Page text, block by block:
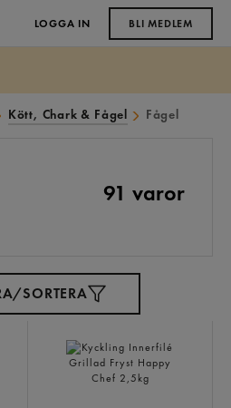
LOGGA IN BLI MEDLEM
Kött, Chark & Fågel Fågel
91 varor
SORTERA